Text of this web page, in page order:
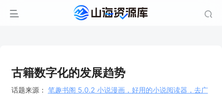
古籍数字化的发展趋势
话题来源： 笔趣书阁 5.0.2 小说漫画，好用的小说阅读器，去广